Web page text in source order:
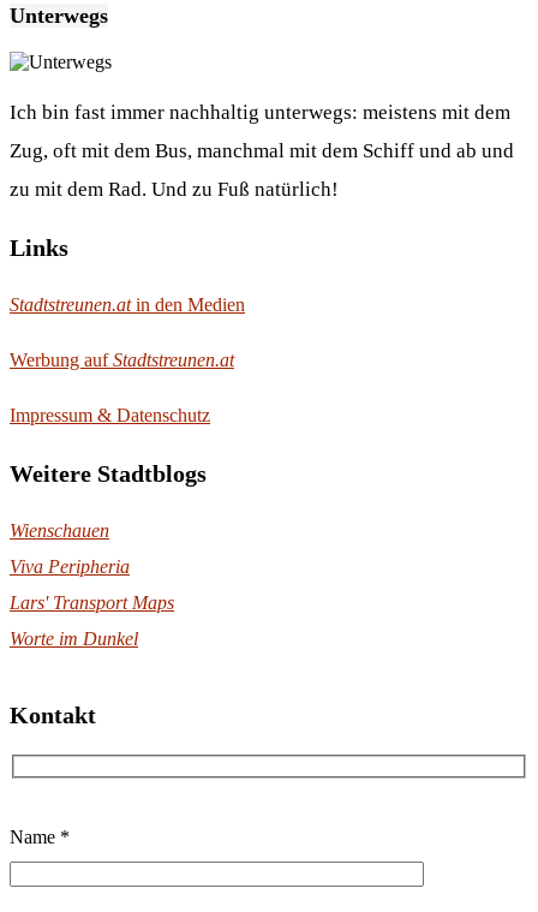
Unterwegs
Ich bin fast immer nachhaltig unterwegs: meistens mit dem
Zug, oft mit dem Bus, manchmal mit dem Schiff und ab und
zu mit dem Rad. Und zu Fuß natürlich!
Links
Stadtstreunen.atin den Medien
Werbung aufStadtstreunen.at
Impressum & Datenschutz
Weitere Stadtblogs
Wienschauen
Viva Peripheria
Lars' Transport Maps
Worte im Dunkel
Kontakt
t
Name *